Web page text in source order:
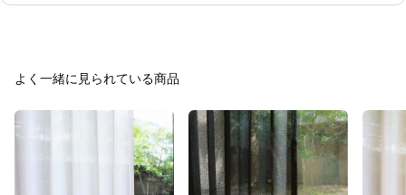
よく一緒に見られている商品